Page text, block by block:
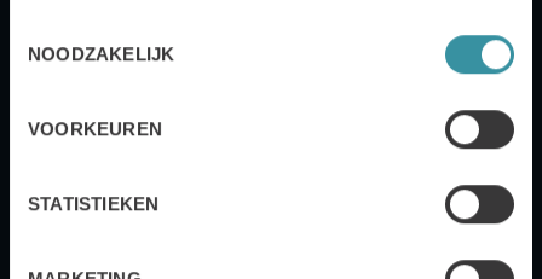
NOODZAKELIJK
VOORKEUREN
STATISTIEKEN
newsletter de Mercuri International.
Politique de confidentialité de Mercuri International